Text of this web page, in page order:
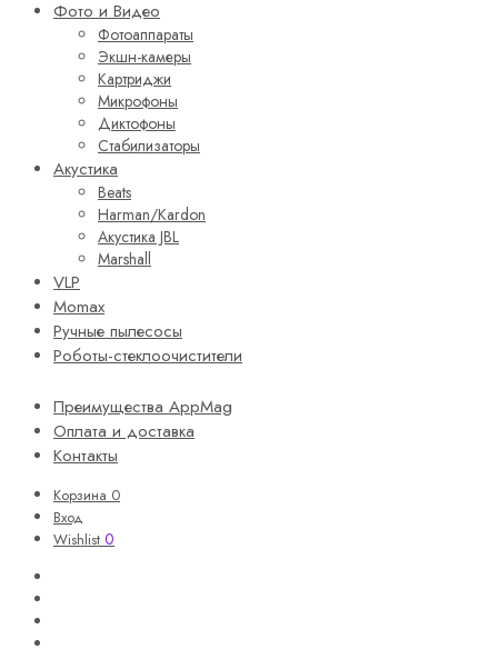
Фото и Видео
Фотоаппараты
Экшн-камеры
Картриджи
Микрофоны
Диктофоны
Стабилизаторы
Акустика
Beats
Harman/Kardon
Акустика JBL
Marshall
VLP
Momax
Ручные пылесосы
Роботы-стеклоочистители
Преимущества AppMag
Оплата и доставка
Контакты
Корзина 0
Вход
Wishlist 0